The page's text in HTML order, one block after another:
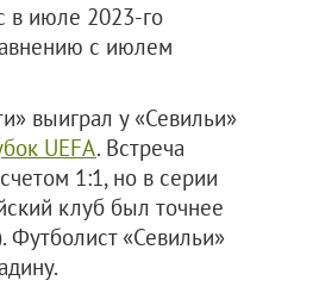
в июле 2023-го
с июлем
выиграл у «Севильи»
UEFA. Встреча
1:1, но в серии
клуб был точнее
Футболист «Севильи»